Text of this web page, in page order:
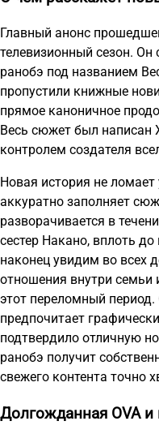
Главный анонс
телевизионный сезон. Он
ранобэ под названием
пропустили книжные
прямое каноничное
Весь сюжет был написан
контролем создателя
Новая история не
аккуратно заполняет
разворачивается в
сестер Накано, вплоть
наконец увидим во всех
отношения внутри семьи
этот переломный период.
предпочитает
подтвердило отличную
ранобэ получит
свежего контента точно
Долгожданная OVA